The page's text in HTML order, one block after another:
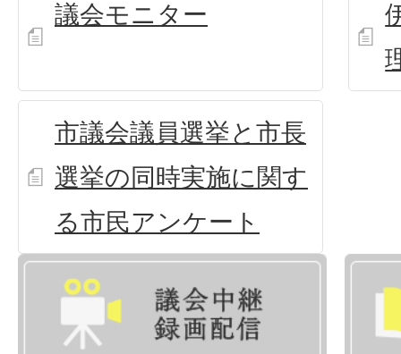
議会モニター
市議会議員選挙と市長
選挙の同時実施に関す
る市民アンケート